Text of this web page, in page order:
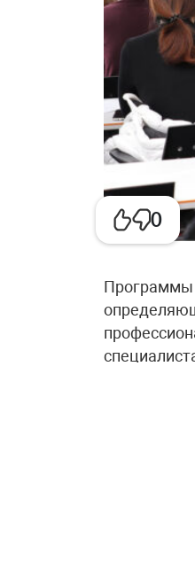
0
Программы